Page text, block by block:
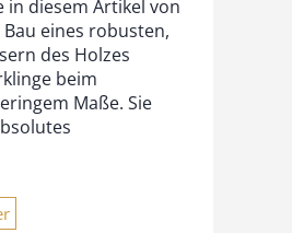
in diesem Artikel von
eines robusten,
des Holzes
beim
Maße. Sie